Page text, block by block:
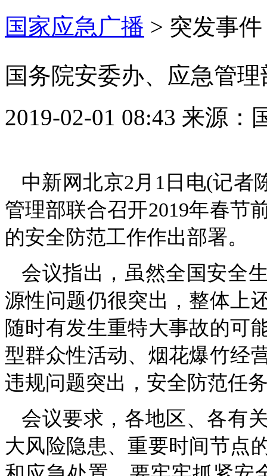
国家应急广播 > 突发事件
国务院安委办、应急管
2019-02-01 08:43 来源：
中新网北京2月1日电(记者
管理部联合召开2019年春节
的安全防范工作作出部署。
会议指出，虽然全国安全
源性问题仍很突出，整体上
随时有发生重特大事故的可
型群众性活动、烟花爆竹经
违规问题突出，安全防范任
会议要求，各地区、各有
大风险隐患、重要时间节点